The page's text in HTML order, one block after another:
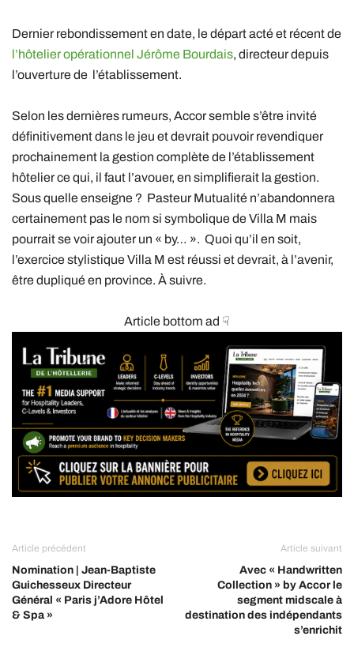
Dernier rebondissement en date, le départ acté et récent de
l’hôtelier opérationnel Jérôme Bourdais, directeur depuis
l’ouverture de l’établissement.
Selon les dernières rumeurs, Accor semble s’être invité
définitivement dans le jeu et devrait pouvoir revendiquer
prochainement la gestion complète de l’établissement
hôtelier ce qui, il faut l’avouer, en simplifierait la gestion.
Sous quelle enseigne ? Pasteur Mutualité n’abandonnera
certainement pas le nom si symbolique de Villa M mais
pourrait se voir ajouter un « by… ». Quoi qu’il en soit,
l’exercice stylistique Villa M est réussi et devrait, à l’avenir,
être dupliqué en province. À suivre.
Article bottom ad ☟
Article précédent
Nomination | Jean-Baptiste
Guichesseux Directeur
Général « Paris j’Adore Hôtel
& Spa »
Article suivant
Avec « Handwritten
Collection » by Accor le
segment midscale à
destination des indépendants
s’enrichit